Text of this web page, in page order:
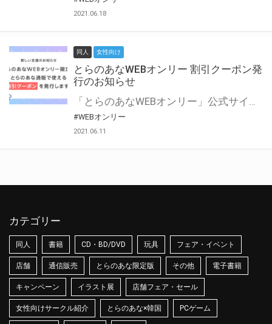
2021.06.18
同人 女性向け
とらのあなWEBオンリー 割引クーポン発
行のお知らせ
「とらのあなWEBオンリー」公式サイトでとらのあな通販の「割引クーポン」を配布中！ イベントごとに開催当日限定で使える割引クーポンのシリアルコードを発行します。 とらのあなWEBオンリーのページをチェックして、イベント当日にお得にお買い物を楽しみましょう♪ ※本キャンペーンは予告なく終了する場合がございます。 とらのあなWEBオンリーサイトはこちら
#WEBオンリー
2021.06.11
カテゴリー
同人 書籍 CD・BD/DVD 玩具 フェア・イベント
店舗 通信販売 とらのあな限定版 その他 電子書籍
キャンペーン イラスト展 店舗フェア・セール
女性向けサークル紹介 とらのあな×韓国 PCゲーム